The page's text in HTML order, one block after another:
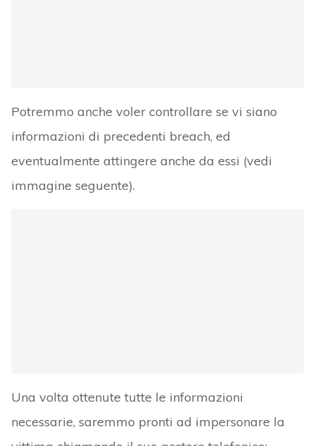
Potremmo anche voler controllare se vi siano
informazioni di precedenti breach, ed
eventualmente attingere anche da essi (vedi
immagine seguente).
Una volta ottenute tutte le informazioni
necessarie, saremmo pronti ad impersonare la